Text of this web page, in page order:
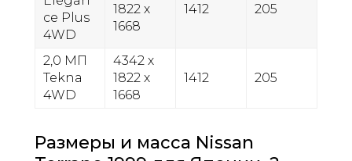
ce Plus
4WD
1822 х
1668
1412 205
2,0 МП
Tekna
4WD
4342 х
1822 х
1668
1412 205
Размеры и масса Nissan